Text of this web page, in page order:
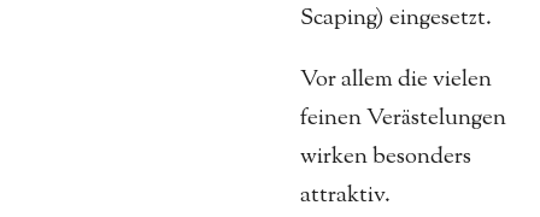
Scaping) eingesetzt.
Vor allem die vielen
feinen Verästelungen
wirken besonders
attraktiv.